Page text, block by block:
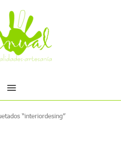
Menú
principal
“interiordesing”